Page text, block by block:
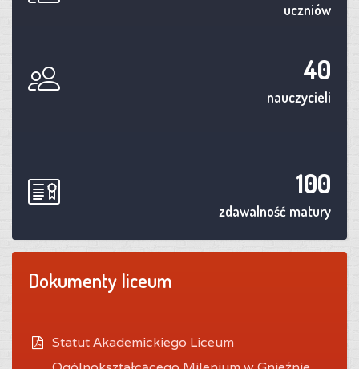
uczniów
40
nauczycieli
100
zdawalność matury
Dokumenty liceum
Statut Akademickiego Liceum